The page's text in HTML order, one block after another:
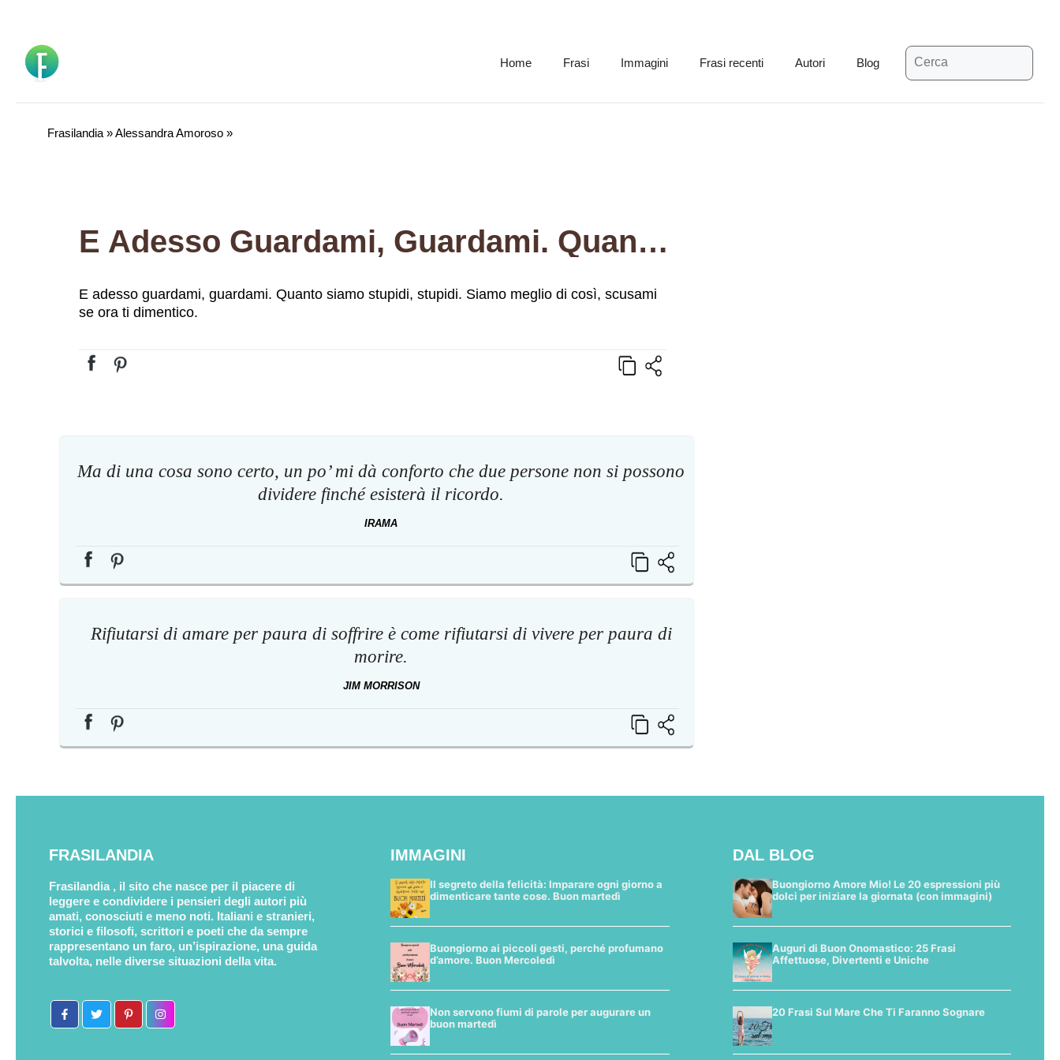
contenuto
Home Frasi Immagini Frasi recenti Autori Blog
Ricerca
per:
Frasilandia »Alessandra Amoroso »
E Adesso Guardami, Guardami. Quanto Siamo Stupidi, Stupidi. Siamo Meglio Di Così, Scusami Se Ora Ti Dimentico.
E adesso guardami, guardami. Quanto siamo stupidi, stupidi. Siamo meglio di così, scusami
se ora ti dimentico.
Ma di una cosa sono certo, un po’ mi dà conforto che due persone non si possono
dividere finché esisterà il ricordo.
IRAMA
Rifiutarsi di amare per paura di soffrire è come rifiutarsi di vivere per paura di
morire.
JIM MORRISON
FRASILANDIA
Frasilandia , il sito che nasce per il piacere di
leggere e condividere i pensieri degli autori più
amati, conosciuti e meno noti. Italiani e stranieri,
storici e filosofi, scrittori e poeti che da sempre
rappresentano un faro, un’ispirazione, una guida
talvolta, nelle diverse situazioni della vita.
IMMAGINI
Il segreto della felicità: Imparare ogni giorno a
dimenticare tante cose. Buon martedì
Buongiorno ai piccoli gesti, perché profumano
d’amore. Buon Mercoledì
Non servono fiumi di parole per augurare un
buon martedì
DAL BLOG
Buongiorno Amore Mio! Le 20 espressioni più
dolci per iniziare la giornata (con immagini)
Auguri di Buon Onomastico: 25 Frasi
Affettuose, Divertenti e Uniche
20 Frasi Sul Mare Che Ti Faranno Sognare